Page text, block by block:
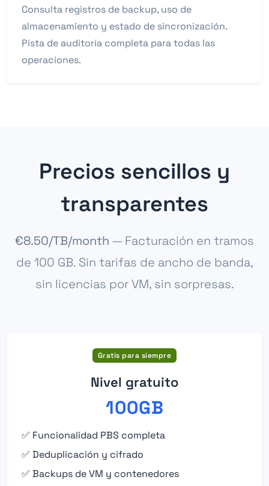
Consulta registros de backup, uso de
almacenamiento y estado de sincronización.
Pista de auditoría completa para todas las
operaciones.
Precios sencillos y
transparentes
€8.50/TB/month — Facturación en tramos
de 100 GB. Sin tarifas de ancho de banda,
sin licencias por VM, sin sorpresas.
Gratis para siempre
Nivel gratuito
100GB
✅ Funcionalidad PBS completa
✅ Deduplicación y cifrado
✅ Backups de VM y contenedores